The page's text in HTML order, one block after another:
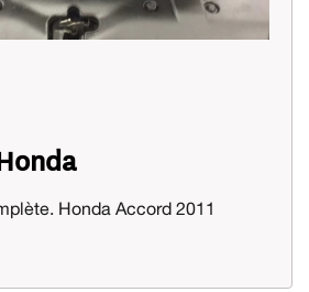
Honda Accord 2011